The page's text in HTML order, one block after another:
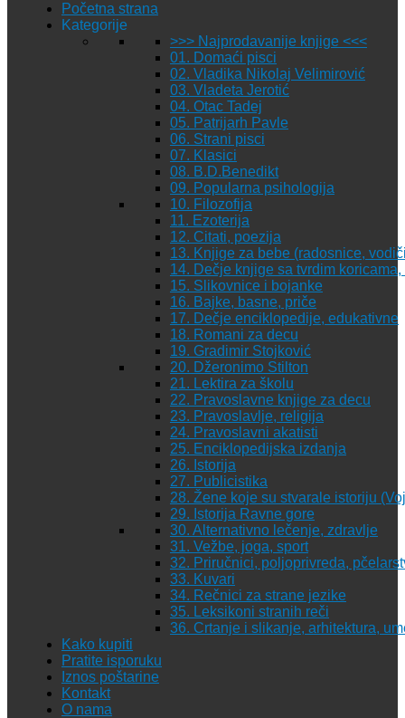
Početna strana
Kategorije
>>> Najprodavanije knjige <<<
01. Domaći pisci
02. Vladika Nikolaj Velimirović
03. Vladeta Jerotić
04. Otac Tadej
05. Patrijarh Pavle
06. Strani pisci
07. Klasici
08. B.D.Benedikt
09. Popularna psihologija
10. Filozofija
11. Ezoterija
12. Citati, poezija
13. Knjige za bebe (radosnice,
14. Dečje knjige sa tvrdim
15. Slikovnice i bojanke
16. Bajke, basne, priče
17. Dečje enciklopedije, edukativne
18. Romani za decu
19. Gradimir Stojković
20. Džeronimo Stilton
21. Lektira za školu
22. Pravoslavne knjige za decu
23. Pravoslavlje, religija
24. Pravoslavni akatisti
25. Enciklopedijska izdanja
26. Istorija
27. Publicistika
28. Žene koje su stvarale istoriju
29. Istorija Ravne gore
30. Alternativno lečenje, zdravlje
31. Vežbe, joga, sport
32. Priručnici, poljoprivreda,
33. Kuvari
34. Rečnici za strane jezike
35. Leksikoni stranih reči
36. Crtanje i slikanje, arhitektura,
Kako kupiti
Pratite isporuku
Iznos poštarine
Kontakt
O nama